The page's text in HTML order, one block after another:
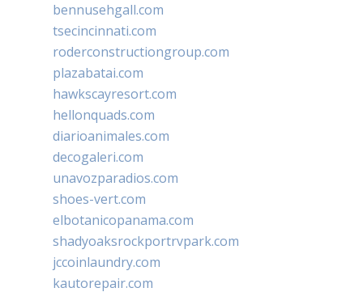
bennusehgall.com
tsecincinnati.com
roderconstructiongroup.com
plazabatai.com
hawkscayresort.com
hellonquads.com
diarioanimales.com
decogaleri.com
unavozparadios.com
shoes-vert.com
elbotanicopanama.com
shadyoaksrockportrvpark.com
jccoinlaundry.com
kautorepair.com